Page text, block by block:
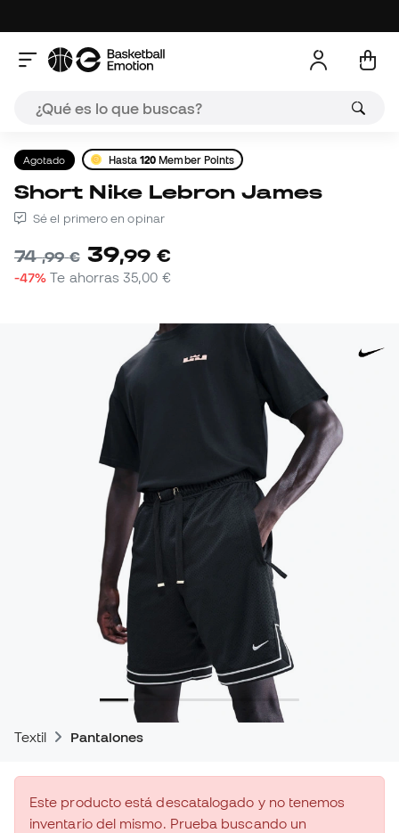
Agotado Hasta120 Member Points
Short Nike Lebron James
Sé el primero en opinar
74,99 € 39,99 €
-47% Te ahorras35,00 €
Textil Pantalones
Este producto está descatalogado y no tenemos
inventario del mismo. Prueba buscando un